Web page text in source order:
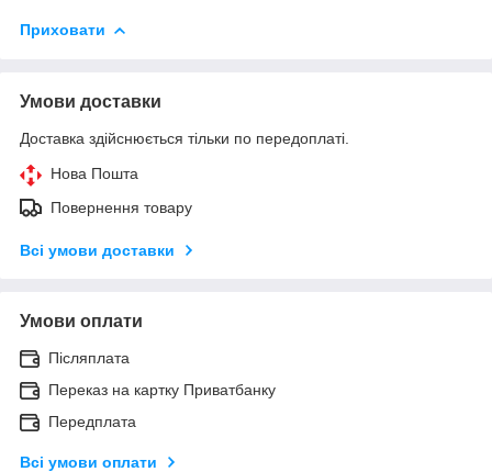
Приховати
Умови доставки
Доставка здійснюється тільки по передоплаті.
Нова Пошта
Повернення товару
Всі умови доставки
Умови оплати
Післяплата
Переказ на картку Приватбанку
Передплата
Всі умови оплати